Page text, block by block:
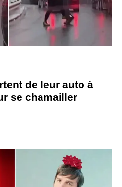
de leur auto à
se chamailler